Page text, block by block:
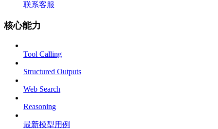
联系客服
核心能力
Tool Calling
Structured Outputs
Web Search
Reasoning
最新模型用例